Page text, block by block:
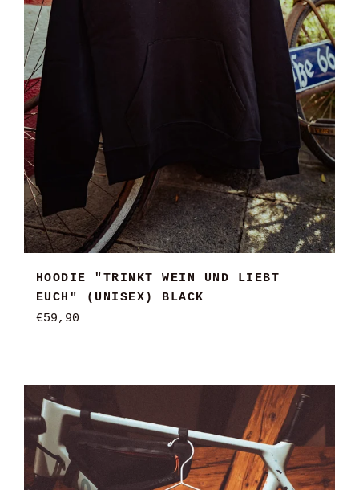
HOODIE "TRINKT WEIN UND LIEBT
EUCH" (UNISEX) BLACK
Normaler
€59,90